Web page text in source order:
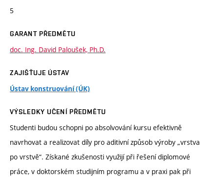
5
GARANT PŘEDMĚTU
doc. Ing. David Paloušek, Ph.D.
ZAJIŠŤUJE ÚSTAV
Ústav konstruování (ÚK)
VÝSLEDKY UČENÍ PŘEDMĚTU
Studenti budou schopni po absolvování kursu efektivně
navrhovat a realizovat díly pro aditivní způsob výroby „vrstva
po vrstvě“. Získané zkušenosti využijí při řešení diplomové
práce, v doktorském studijním programu a v praxi pak při